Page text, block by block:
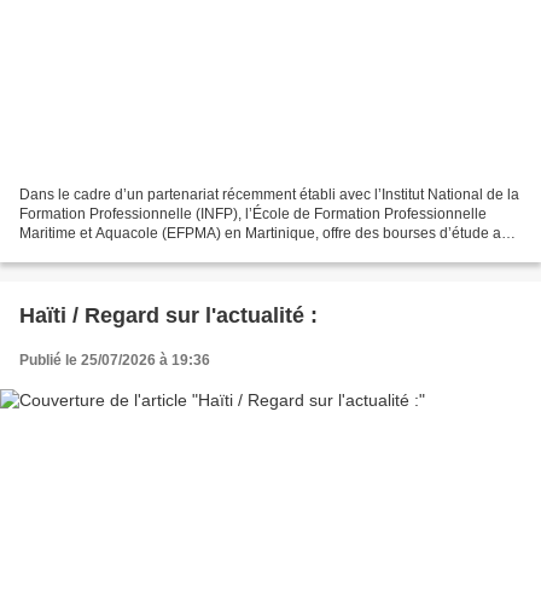
Dans le cadre d’un partenariat récemment établi avec l’Institut National de la
Formation Professionnelle (INFP), l’École de Formation Professionnelle
Maritime et Aquacole (EFPMA) en Martinique, offre des bourses d’étude aux
Haïti / Regard sur l'actualité :
Publié le 25/07/2026 à 19:36